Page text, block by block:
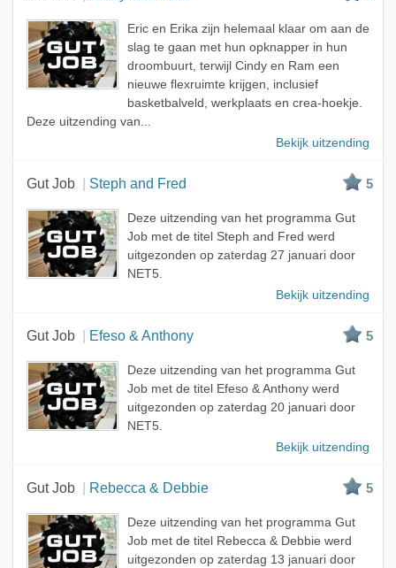
Eric en Erika zijn helemaal klaar om aan de
slag te gaan met hun opknapper in hun
droombuurt, terwijl Cindy en Ram een
nieuwe flexruimte krijgen, inclusief
basketbalveld, werkplaats en crea-hoekje.
Deze uitzending van...
Bekijk uitzending
Gut Job Steph and Fred 5
Deze uitzending van het programma Gut
Job met de titel Steph and Fred werd
uitgezonden op zaterdag 27 januari door
NET5.
Bekijk uitzending
Gut Job Efeso & Anthony 5
Deze uitzending van het programma Gut
Job met de titel Efeso & Anthony werd
uitgezonden op zaterdag 20 januari door
NET5.
Bekijk uitzending
Gut Job Rebecca & Debbie 5
Deze uitzending van het programma Gut
Job met de titel Rebecca & Debbie werd
uitgezonden op zaterdag 13 januari door